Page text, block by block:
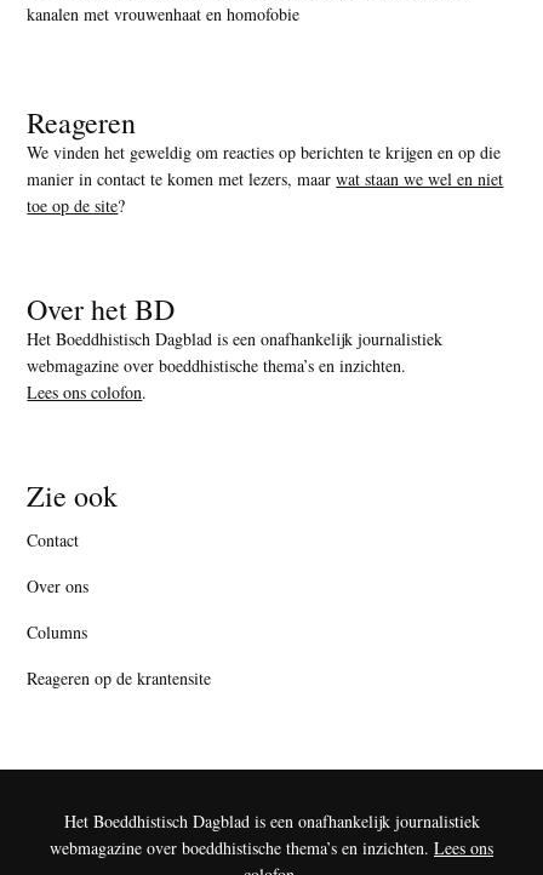
kanalen met vrouwenhaat en homofobie
Reageren
We vinden het geweldig om reacties op berichten te krijgen en op die
manier in contact te komen met lezers, maarwat staan we wel en niet
toe op de site?
Over het BD
Het Boeddhistisch Dagblad is een onafhankelijk journalistiek
webmagazine over boeddhistische thema’s en inzichten.
Lees ons colofon.
Zie ook
Contact
Over ons
Columns
Reageren op de krantensite
Het Boeddhistisch Dagblad is een onafhankelijk journalistiek
webmagazine over boeddhistische thema’s en inzichten. Lees ons